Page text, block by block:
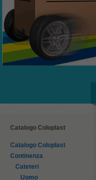
Catalogo Coloplast
Catalogo Coloplast
Continenza
Cateteri
Uomo